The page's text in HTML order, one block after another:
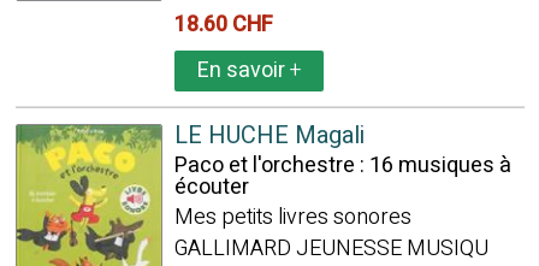
18.60 CHF
En savoir+
LE HUCHE Magali
Paco et l'orchestre : 16 musiques à
écouter
Mes petits livres sonores
GALLIMARD JEUNESSE MUSIQU